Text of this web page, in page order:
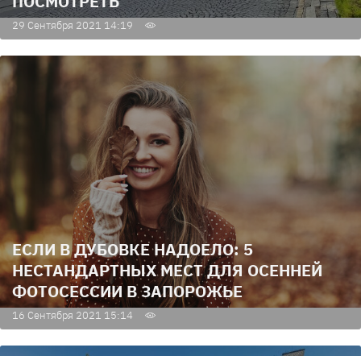
29 Сентября 2021 14:19
ЕСЛИ В ДУБОВКЕ НАДОЕЛО: 5
НЕСТАНДАРТНЫХ МЕСТ ДЛЯ ОСЕННЕЙ
ФОТОСЕССИИ В ЗАПОРОЖЬЕ
16 Сентября 2021 15:14